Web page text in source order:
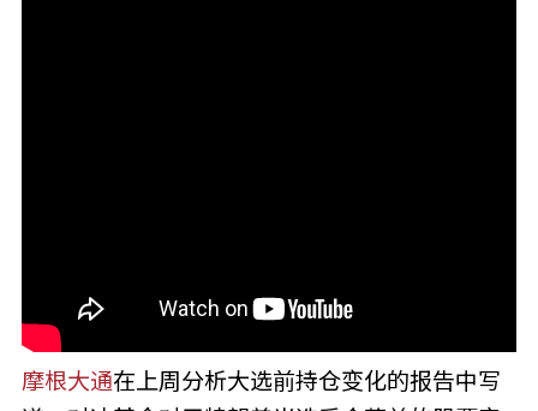
摩根大通在上周分析大选前持仓变化的报告中写